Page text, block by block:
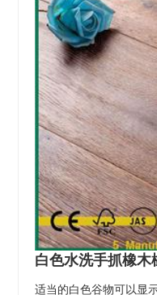
白色水洗手抓橡
适当的白色谷物可以显